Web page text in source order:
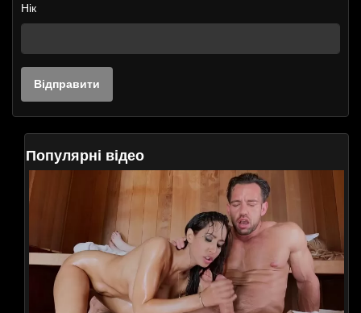
Нік
Популярні відео